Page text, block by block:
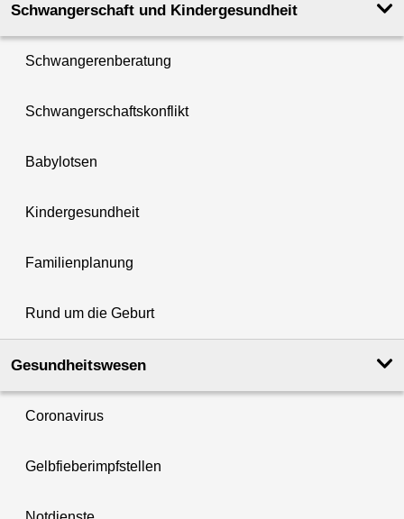
Schwanger­schaft und Kinder­­gesundheit
Schwangerenberatung
Schwangerschaftskonflikt
Babylotsen
Kindergesundheit
Familienplanung
Rund um die Geburt
Gesundheits­wesen
Coronavirus
Gelbfieberimpfstellen